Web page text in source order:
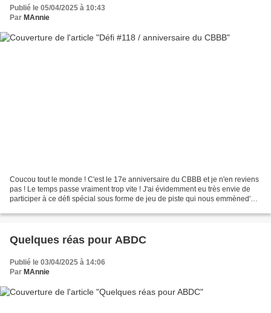
Publié le 05/04/2025 à 10:43
Par MAnnie
Coucou tout le monde ! C'est le 17e anniversaire du CBBB et je n'en reviens
pas ! Le temps passe vraiment trop vite ! J'ai évidemment eu très envie de
participer à ce défi spécial sous forme de jeu de piste qui nous emmèned'un
Quelques réas pour ABDC
Publié le 03/04/2025 à 14:06
Par MAnnie